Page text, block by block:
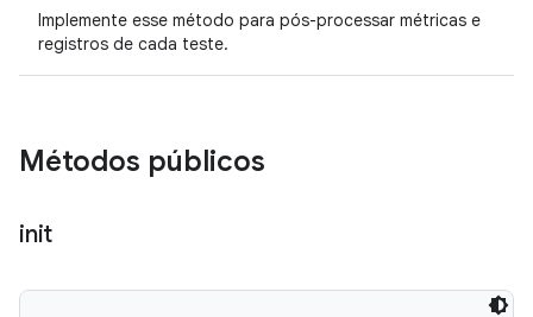
Implemente esse método para pós-processar métricas e
registros de cada teste.
Métodos públicos
init